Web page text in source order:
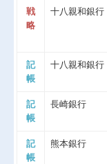
戦
略
十八親和銀行
記
帳
十八親和銀行
記
帳
長崎銀行
記
帳
熊本銀行